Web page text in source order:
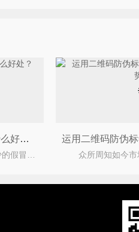
定制激光防伪标签能够带来什么好处？
众所周知目前市场上有着不少的假冒伪劣产品，不仅严重的损害了企业与消费者之间的合法权益，为此